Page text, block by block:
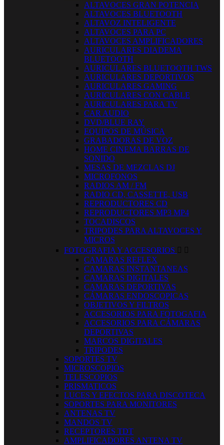
ALTAVOCES GRAN POTENCIA
ALTAVOCES BLUETOOTH
ALTAVOZ INTELIGENTE
ALTAVOCES PARA PC
ALTAVOCES AMPLIFICADORES
AURICULARES DIADEMA
BLUETOOTH
AURICULARES BLUETOOTH TWS
AURICULARES DEPORTIVOS
AURICULARES GAMING
AURICULARES CON CABLE
AURICULARES PARA TV
CAR AUDIO
DVD/BLUE RAY
EQUIPOS DE MÚSICA
GRABADORAS DE VOZ
HOME CINEMA BARRAS DE
SONIDO
MESAS DE MEZCLAS DJ
MICROFONOS
RADIOS AM / FM
RADIO CD, CASSETTE, USB
REPRODUCTORES CD
REPRODUCTORES MP3 MP4
TOCADISCOS
TRIPODES PARA ALTAVOCES Y
MICROS
FOTOGRAFIA Y ACCESORIOS  
CAMARAS REFLEX
CAMARAS INSTANTANEAS
CAMARAS DIGITALES
CAMARAS DEPORTIVAS
CÁMARAS ENDOSCOPICAS
OBJETIVOS Y FILTROS
ACCESORIOS PARA FOTOGAFIA
ACCESORIOS PARA CÁMARAS
DEPORTIVAS
MARCOS DIGITALES
TRIPODES
SOPORTES TV
MICROSCOPIOS
TELESCOPIOS
PRISMATICOS
LUCES Y EFECTOS PARA DISCOTECA
SOPORTES PARA MONITORES
ANTENAS TV
MANDOS TV
RECEPTORES TDT
AMPLIFICADORES ANTENA TV